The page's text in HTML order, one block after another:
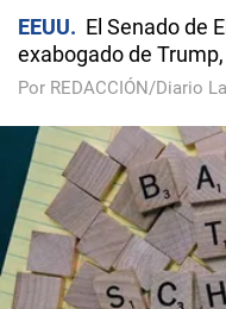
EEUU
El Senado de
exabogado de
Por REDACCIÓN/Diario